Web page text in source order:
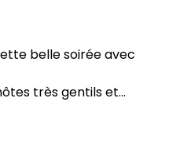
belle soirée avec
très gentils et
endroit. VG Oli & Bine